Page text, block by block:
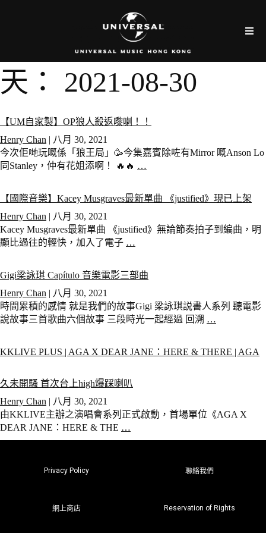
天： 2021-08-30
【UM自家製】OP狼人殺返嚟喇！！
Henry Chan | 八月 30, 2021
今次佢哋玩嘅係「狼王局」🥳今集嘉賓除咗有Mirror 嘅Anson Lo
同Stanley，仲有花姐添啊！ 🔥🔥 …
【國際音樂】Kacey Musgraves最新單曲 《justified》現已上架
Henry Chan | 八月 30, 2021
Kacey Musgraves最新單曲 《justified》無論節奏拍子到編曲，明
顯比過往的輕快，加入了電子 …
Gigi梁詠琪 Capítulo 音樂電影三部曲
Henry Chan | 八月 30, 2021
時間累積的感情 就是我們的故事Gigi 梁詠琪説書人系列 聽電影
說故事三首歌曲六個故事 三段時光一起經過 回溯 …
KKLIVE PLUS | AGA X DEAR JANE：HERE & THERE | AGA
久未開騷 首次台上high爆踩喇叭
Henry Chan | 八月 30, 2021
由KKLIVE主辦之演唱會系列正式啟動，首場單位《AGA X
DEAR JANE：HERE & THE …
Privacy Policy 聯絡我們
網上商店 Reservation of Rights